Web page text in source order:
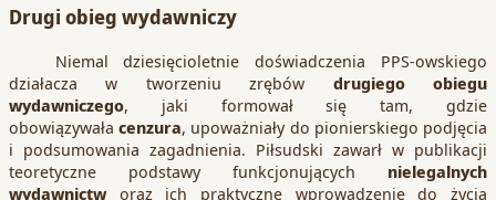
Drugi obieg wydawniczy
Niemal dziesięcioletnie doświadczenia PPS-owskiego
działacza w tworzeniu zrębów drugiego obiegu
wydawniczego, jaki formował się tam, gdzie
obowiązywałacenzura, upoważniały do pionierskiego podjęcia
i podsumowania zagadnienia. Piłsudski zawarł w publikacji
teoretyczne podstawy funkcjonujących nielegalnych
wydawnictworaz ich praktyczne wprowadzenie do życia